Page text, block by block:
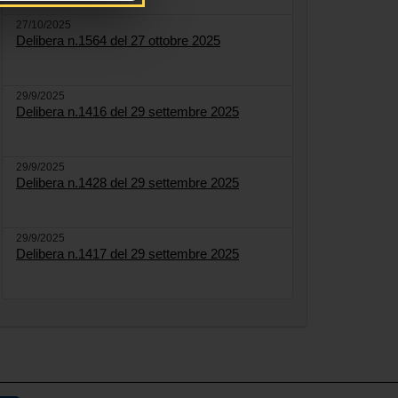
27/10/2025
Delibera n.1564 del 27 ottobre 2025
29/9/2025
Delibera n.1416 del 29 settembre 2025
29/9/2025
Delibera n.1428 del 29 settembre 2025
29/9/2025
Delibera n.1417 del 29 settembre 2025